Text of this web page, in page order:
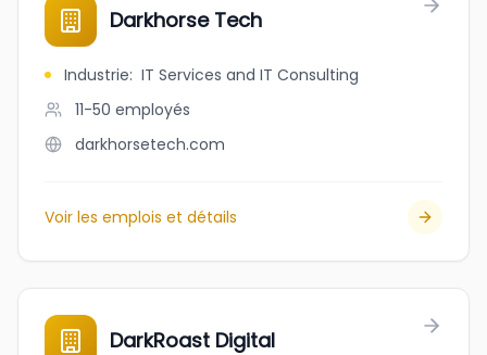
Darkhorse Tech
Industrie: IT Services and IT Consulting
11-50 employés
darkhorsetech.com
Voir les emplois et détails
DarkRoast Digital